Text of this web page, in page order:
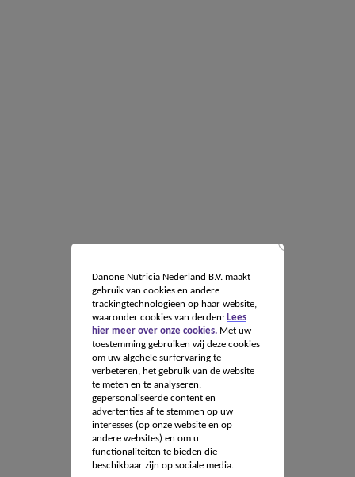
Danone Nutricia Nederland B.V. maakt
gebruik van cookies en andere
trackingtechnologieën op haar website,
waaronder cookies van derden: Lees
hier meer over onze cookies.Met uw
toestemming gebruiken wij deze cookies
om uw algehele surfervaring te
verbeteren, het gebruik van de website
te meten en te analyseren,
gepersonaliseerde content en
advertenties af te stemmen op uw
interesses (op onze website en op
andere websites) en om u
functionaliteiten te bieden die
beschikbaar zijn op sociale media.